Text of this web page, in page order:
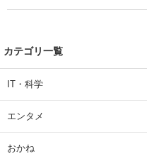
| 大学 ねとらぼリサーチ
カテゴリ一覧
IT・科学
エンタメ
おかね